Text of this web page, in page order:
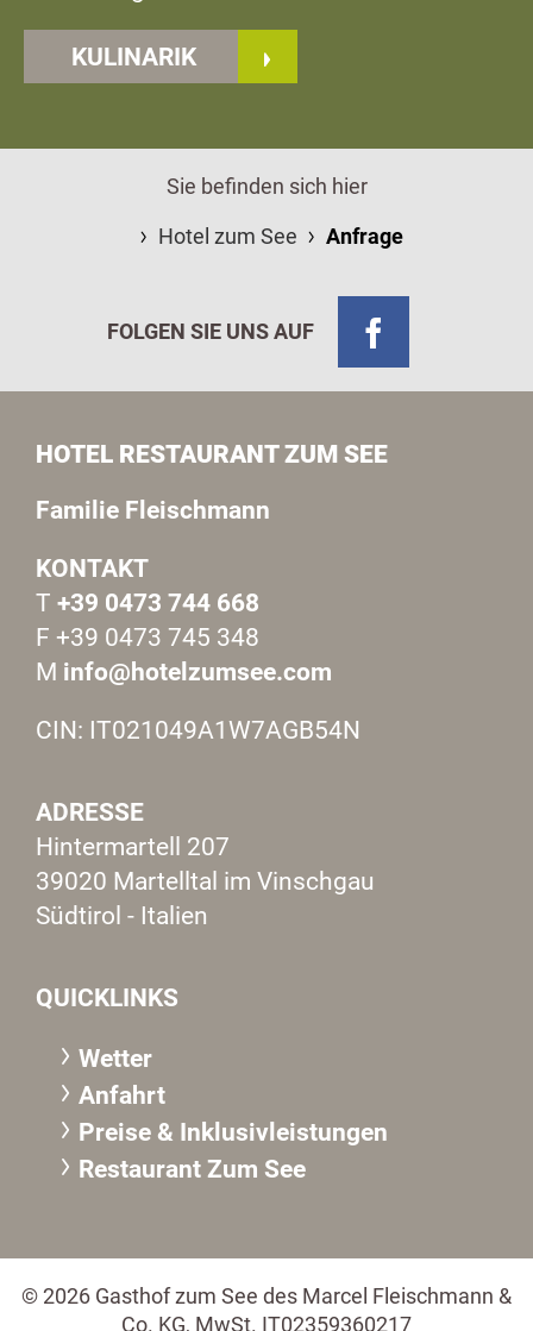
KULINARIK
Sie befinden sich hier
Hotel zum See
Anfrage
FOLGEN SIE UNS AUF
HOTEL RESTAURANT ZUM SEE
Familie Fleischmann
KONTAKT
T +39 0473 744 668
F +39 0473 745 348
M info@hotelzumsee.com
CIN: IT021049A1W7AGB54N
ADRESSE
Hintermartell 207
39020 Martelltal im Vinschgau
Südtirol - Italien
QUICKLINKS
Wetter
Anfahrt
Preise & Inklusivleistungen
Restaurant Zum See
© 2026 Gasthof zum See des Marcel Fleischmann &
Co. KG, MwSt. IT02359360217